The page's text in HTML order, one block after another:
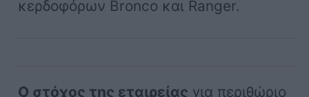
κερδοφόρων Bronco και Ranger.
Ο στόχος της εταιρείας για περιθώριο